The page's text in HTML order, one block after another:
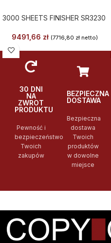
3000 SHEETS FINISHER SR3230
9491,66 zł (7716,80 złnetto)
30 DNI
NA
ZWROT
PRODUKTU
Pewność i
bezpieczeństwo
Twoich
zakupów
BEZPIECZNA
DOSTAWA
Bezpieczna
dostawa
Twoich
produktów
w dowolne
miejsce